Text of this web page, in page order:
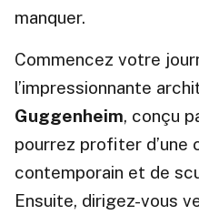
manquer.
Commencez votre
l’impressionnante
Guggenheim, conçu
pourrez profiter d’une
contemporain et de
Ensuite, dirigez-vous